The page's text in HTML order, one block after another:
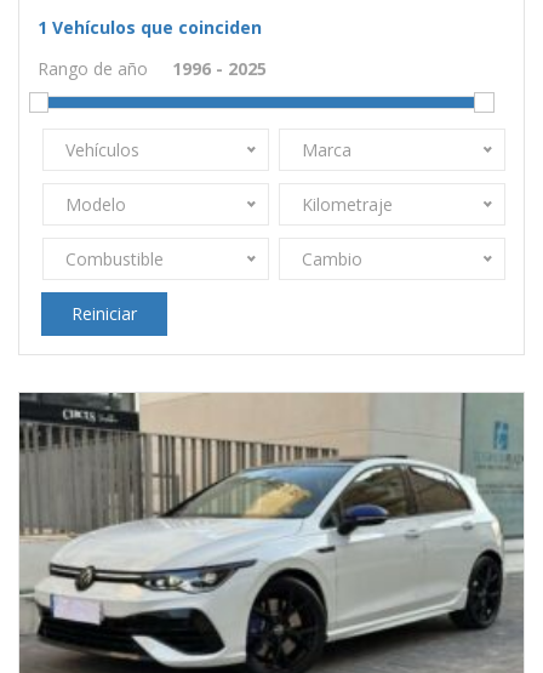
1 Vehículos que coinciden
Rango de año
Vehículos Marca
Modelo Kilometraje
Combustible Cambio
Reiniciar